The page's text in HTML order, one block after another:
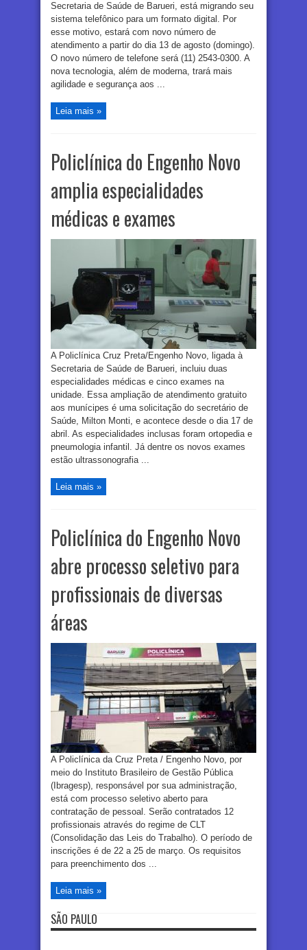
Secretaria de Saúde de Barueri, está migrando seu
sistema telefônico para um formato digital. Por
esse motivo, estará com novo número de
atendimento a partir do dia 13 de agosto (domingo).
O novo número de telefone será (11) 2543-0300. A
nova tecnologia, além de moderna, trará mais
agilidade e segurança aos ...
Leia mais »
Policlínica do Engenho Novo
amplia especialidades
médicas e exames
A Policlínica Cruz Preta/Engenho Novo, ligada à
Secretaria de Saúde de Barueri, incluiu duas
especialidades médicas e cinco exames na
unidade. Essa ampliação de atendimento gratuito
aos munícipes é uma solicitação do secretário de
Saúde, Milton Monti, e acontece desde o dia 17 de
abril. As especialidades inclusas foram ortopedia e
pneumologia infantil. Já dentre os novos exames
estão ultrassonografia ...
Leia mais »
Policlínica do Engenho Novo
abre processo seletivo para
profissionais de diversas
áreas
A Policlínica da Cruz Preta / Engenho Novo, por
meio do Instituto Brasileiro de Gestão Pública
(Ibragesp), responsável por sua administração,
está com processo seletivo aberto para
contratação de pessoal. Serão contratados 12
profissionais através do regime de CLT
(Consolidação das Leis do Trabalho). O período de
inscrições é de 22 a 25 de março. Os requisitos
para preenchimento dos ...
Leia mais »
SÃO PAULO